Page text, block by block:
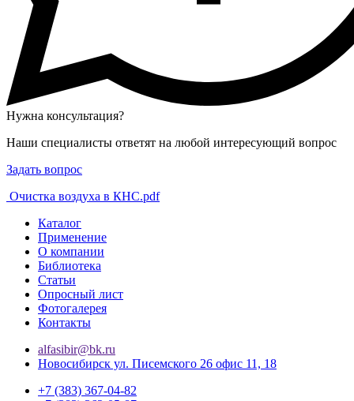
Нужна консультация?
Наши специалисты ответят на любой интересующий вопрос
Задать вопрос
Очистка воздуха в КНС.pdf
Каталог
Применение
О компании
Библиотека
Статьи
Опросный лист
Фотогалерея
Контакты
alfasibir@bk.ru
Новосибирск ул. Писемского 26 офис 11, 18
+7 (383) 367-04-82